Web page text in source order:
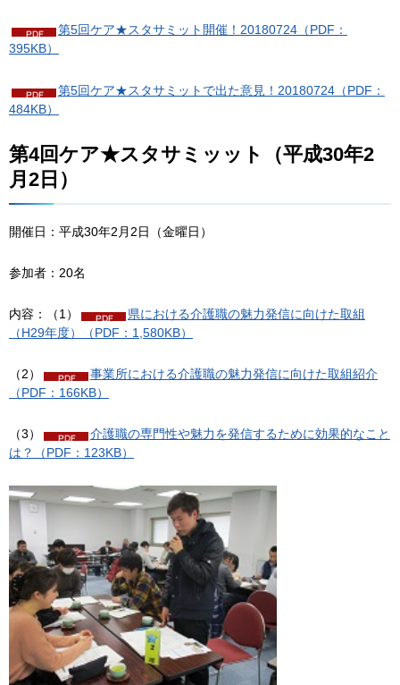
第5回ケア★スタサミット開催！20180724（PDF：
395KB）
第5回ケア★スタサミットで出た意見！20180724（PDF：
484KB）
第4回ケア★スタサミッット（平成30年2
月2日）
開催日：平成30年2月2日（金曜日）
参加者：20名
内容：（1）
県における介護職の魅力発信に向けた取組
（H29年度）（PDF：1,580KB）
（2）
事業所における介護職の魅力発信に向けた取組紹介
（PDF：166KB）
（3）
介護職の専門性や魅力を発信するために効果的なこと
は？（PDF：123KB）